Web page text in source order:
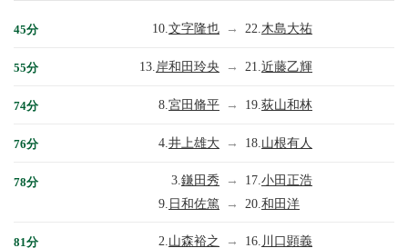
45分 10. 文字隆也 → 22. 木島大祐
55分 13. 岸和田玲央 → 21. 近藤乙輝
74分 8. 宮田脩平 → 19. 荻山和林
76分 4. 井上雄大 → 18. 山根有人
78分 3. 鎌田秀 → 17. 小田正浩
9. 日和佐篤 → 20. 和田洋
81分 2. 山森裕之 → 16. 川口顕義